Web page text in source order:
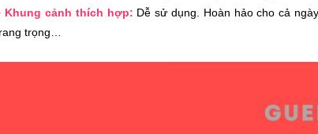
Khung cảnh thích hợp: Dễ sử dụng. Hoàn hảo cho cả
trọng…